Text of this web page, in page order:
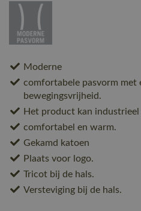
Moderne
comfortabele pasvorm met
bewegingsvrijheid.
Het product kan industrieel
comfortabel en warm.
Gekamd katoen
Plaats voor logo.
Tricot bij de hals.
Versteviging bij de hals.